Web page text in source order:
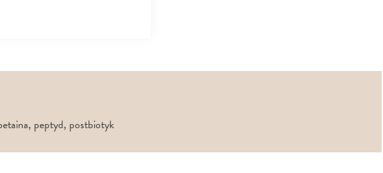
peptyd, postbiotyk